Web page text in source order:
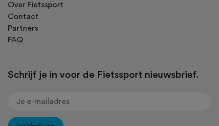
Over Fietssport
Contact
Partners
FAQ
Schrijf je in voor de Fietssport nieuwsbrief.